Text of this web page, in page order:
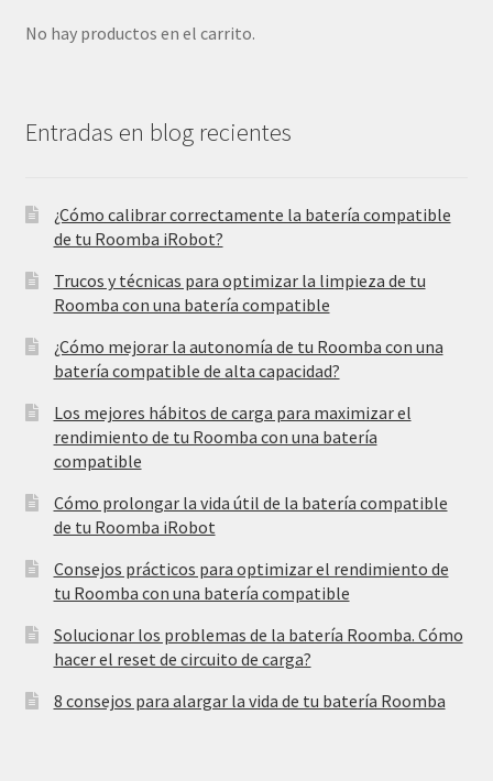
No hay productos en el carrito.
Entradas en blog recientes
¿Cómo calibrar correctamente la batería compatible
de tu Roomba iRobot?
Trucos y técnicas para optimizar la limpieza de tu
Roomba con una batería compatible
¿Cómo mejorar la autonomía de tu Roomba con una
batería compatible de alta capacidad?
Los mejores hábitos de carga para maximizar el
rendimiento de tu Roomba con una batería
compatible
Cómo prolongar la vida útil de la batería compatible
de tu Roomba iRobot
Consejos prácticos para optimizar el rendimiento de
tu Roomba con una batería compatible
Solucionar los problemas de la batería Roomba. Cómo
hacer el reset de circuito de carga?
8 consejos para alargar la vida de tu batería Roomba